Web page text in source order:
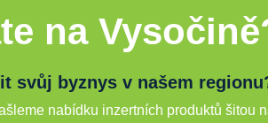
na
svůj byznys v našem
nabídku inzertních produktů šitou